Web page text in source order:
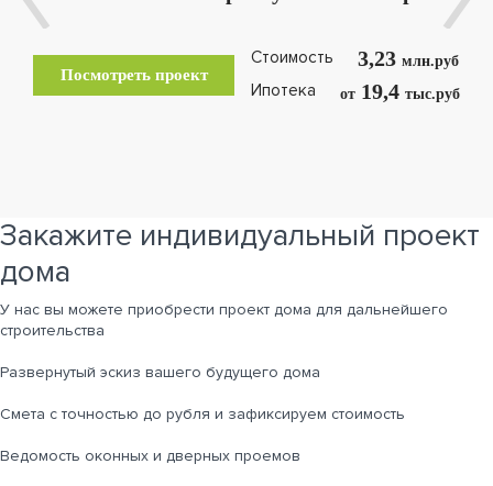
Стоимость 3,23 млн.руб
Ипотека от19,4 тыс.руб
Посмотреть проект
Закажите индивидуальный проект
дома
У нас вы можете приобрести проект дома для дальнейшего
строительства
Развернутый эскиз вашего будущего дома
Cмета с точностью до рубля и зафиксируем стоимость
Ведомость оконных и дверных проемов